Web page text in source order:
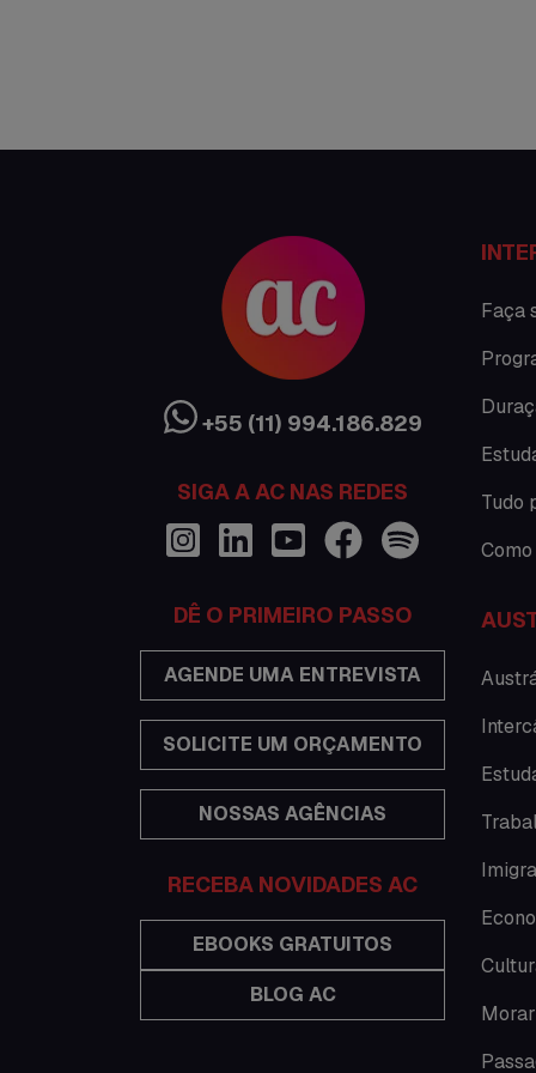
+55 (11) 994.186.829
SIGA A AC NAS REDES
DÊ O PRIMEIRO PASSO
AGENDE UMA ENTREVISTA
SOLICITE UM ORÇAMENTO
NOSSAS AGÊNCIAS
RECEBA NOVIDADES AC
EBOOKS GRATUITOS
BLOG AC
Faça
Tudo